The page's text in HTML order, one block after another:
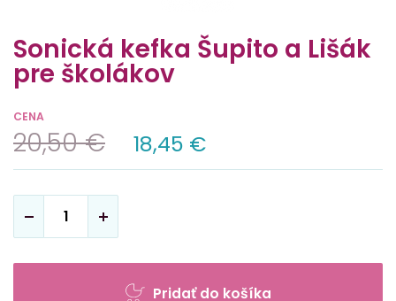
Sonická kefka Šupito a Lišák
pre školákov
CENA
20,50 € 18,45 €
Pridať do košíka